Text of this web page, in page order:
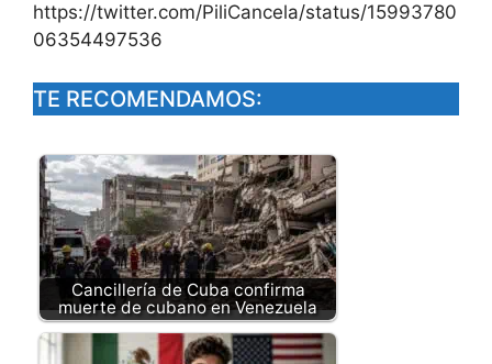
https://twitter.com/PiliCancela/status/15993780
06354497536
TE RECOMENDAMOS:
Cancillería de Cuba confirma
muerte de cubano en Venezuela